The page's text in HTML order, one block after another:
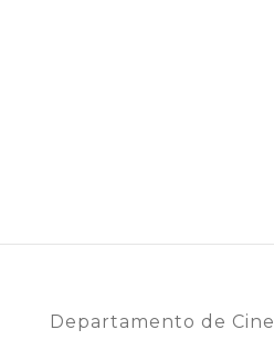
Departamento de Cine